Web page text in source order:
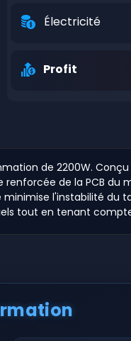
Électricité
Profit
de 2200W.
de la PCB
l'instabilité du
tout en tenant